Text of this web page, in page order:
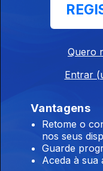
06 jun. 2019
ONU -
Quero
Entrar
Vantagens
Retome o
nos seus
Guarde
Aceda à sua